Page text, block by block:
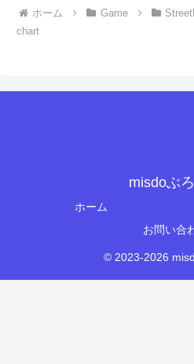
ホーム Game
chart
misdoぶ
ホーム
お問い合
© 2023-2026